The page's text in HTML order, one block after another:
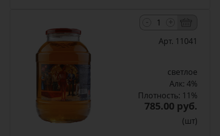
Арт. 11041
светлое
Алк: 4%
Плотность: 11%
785.00 руб.
(шт)